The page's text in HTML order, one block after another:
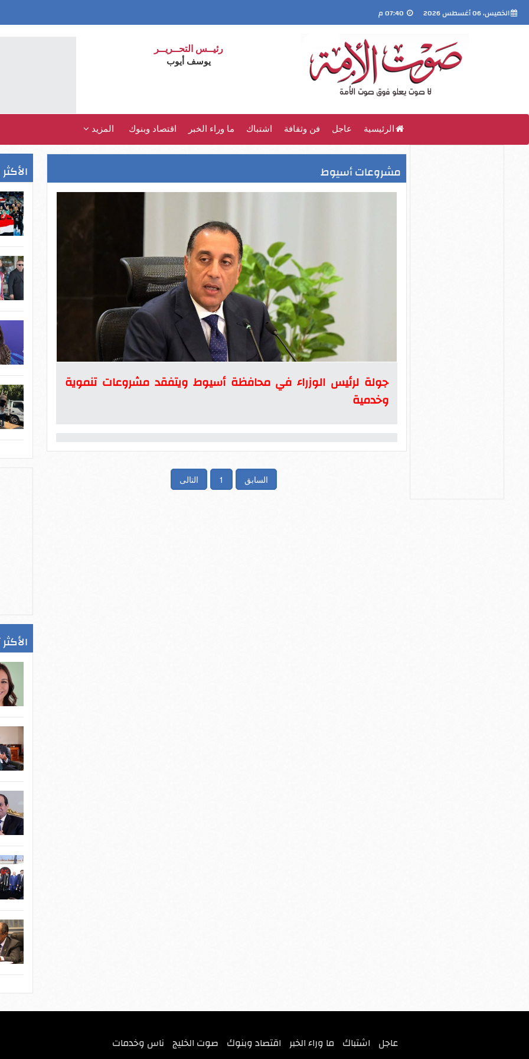
الخميس، 06 أغسطس 2026
رئيــس التحــريــر
يوسف أيوب
الرئيسية عاجل فن وثقافة اشتباك ما وراء الخبر اقتصاد وبنوك المزيد
مشروعات أسيوط
جولة لرئيس الوزراء في محافظة أسيوط ويتفقد مشروعات تنموية
وخدمية
السابق 1 التالى
عاجل اشتباك ما وراء الخبر اقتصاد وبنوك صوت الخليج ناس وخدمات